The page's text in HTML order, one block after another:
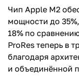
Чип Apple M2
мощности до
18% по
ProRes теперь в
благодаря
и объединённой